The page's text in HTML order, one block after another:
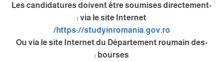
-Les candidatures doivent être soumises directement
via le site Internet :
https://studyinromania.gov.ro/
-Ou via le site Internet du Département roumain des
bourses :